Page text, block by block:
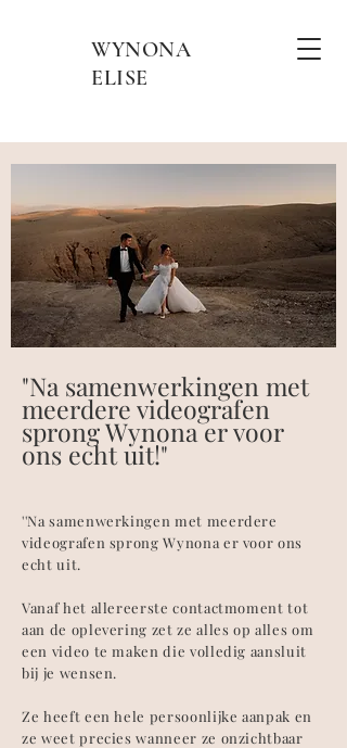
WYNONA
ELISE
"Na samenwerkingen met
meerdere videografen
sprong Wynona er voor
ons echt uit!"
''Na samenwerkingen met meerdere
videografen sprong Wynona er voor ons
echt uit.
Vanaf het allereerste contactmoment tot
aan de oplevering zet ze alles op alles om
een video te maken die volledig aansluit
bij je wensen.
Ze heeft een hele persoonlijke aanpak en
ze weet precies wanneer ze onzichtbaar